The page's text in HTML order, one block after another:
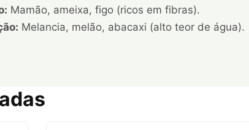
Mamão, ameixa, figo (ricos em fibras).
Melancia, melão, abacaxi (alto teor de água).